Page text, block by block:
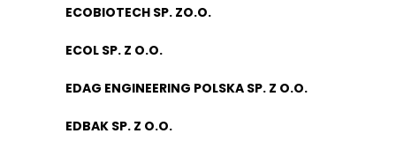
ECOBIOTECH SP. ZO.O.
ECOL SP. Z O.O.
EDAG ENGINEERING POLSKA SP. Z O.O.
EDBAK SP. Z O.O.